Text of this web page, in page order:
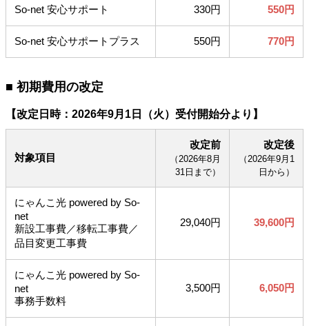
So-net 安心サポート 330円 550円
So-net 安心サポートプラス 550円 770円
■ 初期費用の改定
【改定日時：2026年9月1日（火）受付開始分より】
対象項目
改定前
（2026年8月
31日まで）
改定後
（2026年9月1
日から）
にゃんこ光 powered by So-
net
新設工事費／移転工事費／
品目変更工事費
29,040円 39,600円
にゃんこ光 powered by So-
net
事務手数料
3,500円 6,050円